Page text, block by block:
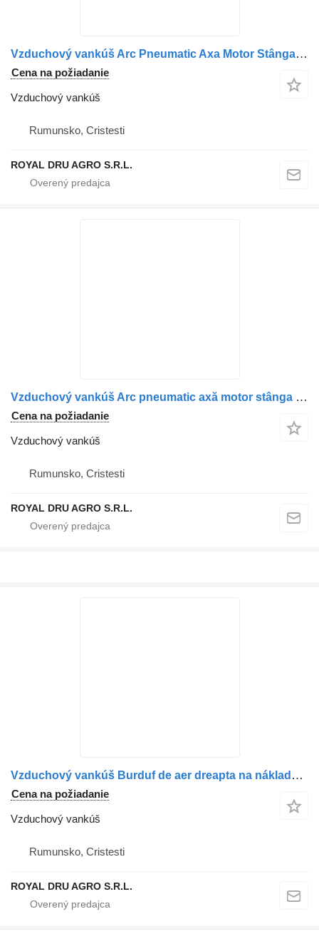
Vzduchový vankúš Arc Pneumatic Axa Motor Stânga na nákladného auta Mercedes-Benz A9613204621 / A9613205421
Cena na požiadanie
Vzduchový vankúš
Rumunsko, Cristesti
ROYAL DRU AGRO S.R.L.
Vzduchový vankúš Arc pneumatic axă motor stânga na nákladného auta Mercedes-Benz A9423200235, A9423206921, A9423200557, A9423202321, A9423201321 (cod 5129)
Cena na požiadanie
Vzduchový vankúš
Rumunsko, Cristesti
ROYAL DRU AGRO S.R.L.
Vzduchový vankúš Burduf de aer dreapta na nákladného auta Mercedes-Benz A9603200057 / 9603200057 / 9603207021 / A9603207021 / 9603206757 / A9603206757
Cena na požiadanie
Vzduchový vankúš
Rumunsko, Cristesti
ROYAL DRU AGRO S.R.L.